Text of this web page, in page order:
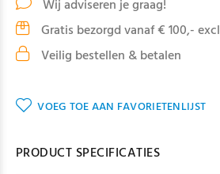
Wij adviseren je graag!
Gratis bezorgd vanaf € 100,-
Veilig bestellen & betalen
VOEG TOE AAN FAVORIETENLIJST
PRODUCT SPECIFICATIES